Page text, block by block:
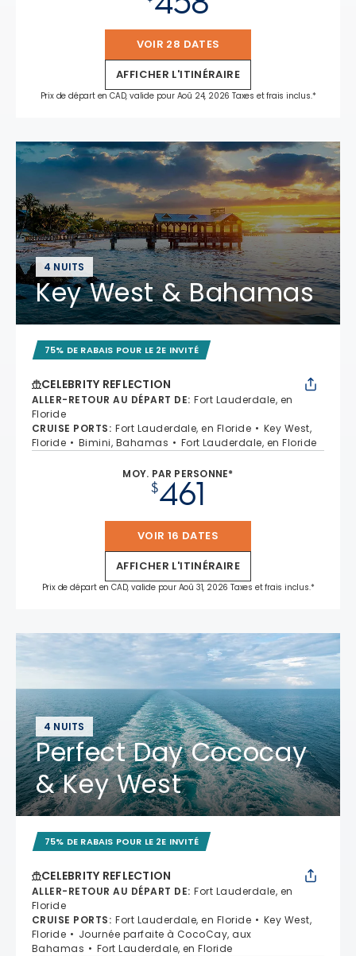
VOIR 28 DATES
AFFICHER L'ITINÉRAIRE
Prix de départ en CAD, valide pour Aoû 24, 2026 Taxes et frais inclus.*
4 NUITS
Key West & Bahamas
75% DE RABAIS POUR LE 2E INVITÉ
CELEBRITY REFLECTION
ALLER-RETOUR AU DÉPART DE: Fort Lauderdale, en
Floride
CRUISE PORTS: Fort Lauderdale, en Floride
Key West,
Floride
Bimini, Bahamas Fort Lauderdale, en Floride
MOY. PAR PERSONNE*
$461
VOIR 16 DATES
AFFICHER L'ITINÉRAIRE
Prix de départ en CAD, valide pour Aoû 31, 2026 Taxes et frais inclus.*
4 NUITS
Perfect Day Cococay
& Key West
75% DE RABAIS POUR LE 2E INVITÉ
CELEBRITY REFLECTION
ALLER-RETOUR AU DÉPART DE: Fort Lauderdale, en
Floride
CRUISE PORTS: Fort Lauderdale, en Floride
Key West,
Floride
Journée parfaite à CocoCay, aux
Bahamas
Fort Lauderdale, en Floride